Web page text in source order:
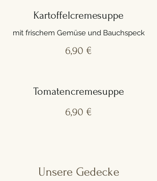
Kartoffelcremesuppe
mit frischem Gemüse und Bauchspeck
6,90 €
Tomatencremesuppe
6,90 €
Unsere Gedecke